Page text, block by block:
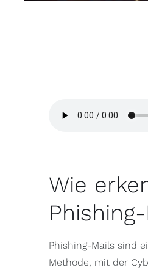
Wie
Phishing-Mails sind
Methode, mit der